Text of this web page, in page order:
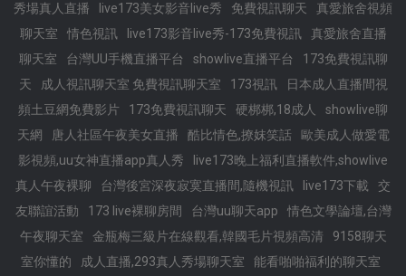
秀場真人直播
live173美女影音live秀 免費視訊聊天
真愛旅舍視頻
聊天室
情色視訊 live173影音live秀-173免費視訊
真愛旅舍直播
聊天室
台灣UU手機直播平台 showlive直播平台
173免費視訊聊
天
成人視訊聊天室 免費視訊聊天室 173視訊
日本成人直播間視
頻土豆網免費影片
173免費視訊聊天 硬梆梆,18成人
showlive聊
天網
唐人社區午夜美女直播 酷比情色,撩妺笑話
歐美成人做愛電
影視頻,uu女神直播app真人秀
live173晚上福利直播軟件,showlive
真人午夜裸聊
台灣後宮深夜寂寞直播間,隨機視訊 live173下載
交
友聯誼活動
173 live裸聊房間 台灣uu聊天app
情色文學論壇,台灣
午夜聊天室
金瓶梅三級片在線觀看,韓國毛片視頻高清
9158聊天
室你懂的
成人直播,293真人秀場聊天室 能看啪啪福利的聊天室